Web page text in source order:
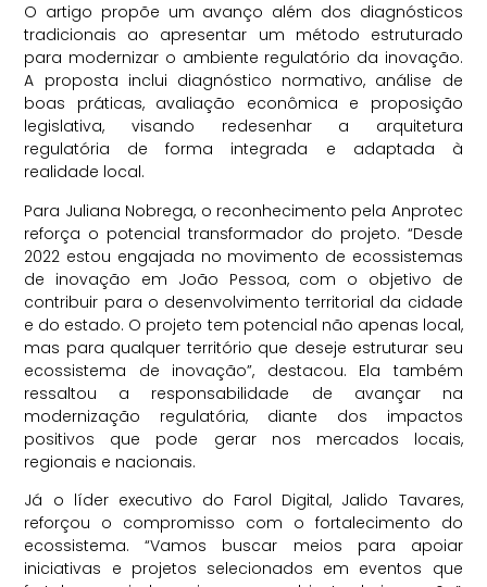
O artigo propõe um avanço além dos diagnósticos
tradicionais ao apresentar um método estruturado
para modernizar o ambiente regulatório da inovação.
A proposta inclui diagnóstico normativo, análise de
boas práticas, avaliação econômica e proposição
legislativa, visando redesenhar a arquitetura
regulatória de forma integrada e adaptada à
realidade local.
Para Juliana Nobrega, o reconhecimento pela Anprotec
reforça o potencial transformador do projeto. “Desde
2022 estou engajada no movimento de ecossistemas
de inovação em João Pessoa, com o objetivo de
contribuir para o desenvolvimento territorial da cidade
e do estado. O projeto tem potencial não apenas local,
mas para qualquer território que deseje estruturar seu
ecossistema de inovação”, destacou. Ela também
ressaltou a responsabilidade de avançar na
modernização regulatória, diante dos impactos
positivos que pode gerar nos mercados locais,
regionais e nacionais.
Já o líder executivo do Farol Digital, Jalido Tavares,
reforçou o compromisso com o fortalecimento do
ecossistema. “Vamos buscar meios para apoiar
iniciativas e projetos selecionados em eventos que